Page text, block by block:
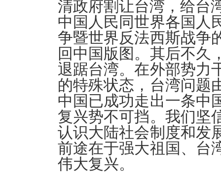
清政府割让台湾，给台
中国人民同世界各国人
争暨世界反法西斯战争
回中国版图。其后不久
退踞台湾。在外部势力
的特殊状态，台湾问题
中国已成功走出一条中
复兴势不可挡。我们坚
认识大陆社会制度和发
前途在于强大祖国、台
伟大复兴。